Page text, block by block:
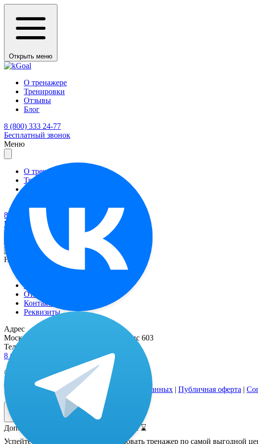
Открыть меню
О тренажере
Тренировки
Отзывы
Блог
8 (800) 333 24-77
Бесплатный звонок
Меню
О тренажере
Тренировки
Отзывы
8 (800) 333 24-77
Бесплатный звонок
Файл не найден: page26611084.html
Навигация
Отзывы
Контакты
Реквизиты
Адрес
Москва, 2-й Рощинский пр-д, д. 8, офис 603
Телефоны
8 (800) 333 24-77
(бесплатные звонки по РФ)
© 2021—2026 |Реквизиты
Политика обработки персональных данных | Публичная оферта |
Дополнительная скидка только 24 часа! ⌛️
Успейте оставить заявку и забронировать тренажер по самой выгодной